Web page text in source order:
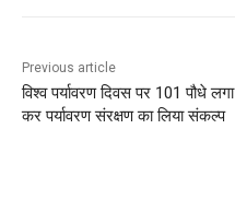
Previous article
विश्व पर्यावरण दिवस पर 101 पौधे लगा
कर पर्यावरण संरक्षण का लिया संकल्प